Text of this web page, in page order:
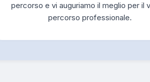
percorso e vi auguriamo il meglio per il
percorso professionale.